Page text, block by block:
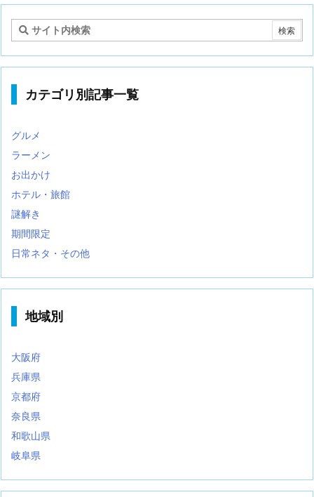
テ
リ
カテゴリ別記事一覧
グルメ
ラーメン
お出かけ
ホテル・旅館
謎解き
期間限定
日常ネタ・その他
地域別
大阪府
兵庫県
京都府
奈良県
和歌山県
岐阜県